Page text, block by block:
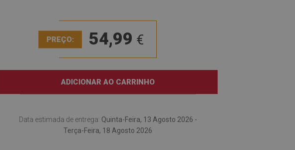
PREÇO: 54,99 €
ADICIONAR AO CARRINHO
Data estimada de entrega: Quinta-Feira, 13 Agosto 2026 -
Terça-Feira, 18 Agosto 2026